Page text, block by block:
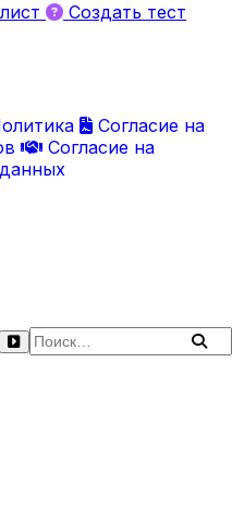
Создать тест
Согласие на
Согласие на
Поиск по сайту